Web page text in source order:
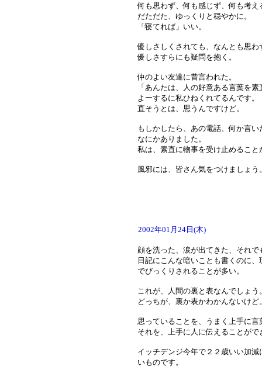
何も思わず、何も感じず、何も考え
だただた、ゆっくりと穏やかに。
「寝てれば」いい。
優しさしくされても、なんとも思わ
優しさすらにも疑問を抱く。
仲のよい友達に昔言われた。
「あんたは、人の好意ある言葉を
よーするに私ひねくれてるんです。
直そうとは、思うんですけど。
もしかしたら、あの電話、何か言
なにかありました。
私は、素直に物事を受け止めるこ
風邪には、皆さん気をつけましょう
2002年01月24日(木)
顔を洗った、涙が出てきた、それ
日記にこんな暗いことも書くのに
でびっくりされることが多い。
これが、人間の裏と表なんでしょう
どっちが、裏か表かわかんないけど
思っていることを、うまく上手に
それを、上手に人に伝えることが
イッチデンジ今年で２２歳いい加
いものです。